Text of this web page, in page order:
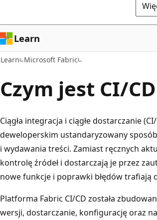
Learn
Learn Microsoft Fabric
Czym jest CI/
Ciągła integracja i ciągłe dostarczanie
deweloperskim ustandaryzowany
i wydawania treści. Zamiast ręcznych
kontrolę źródeł i dostarczają je przez
nowe funkcje i poprawki błędów trafiają
Platforma Fabric CI/CD została
wersji, dostarczanie, konfigurację oraz